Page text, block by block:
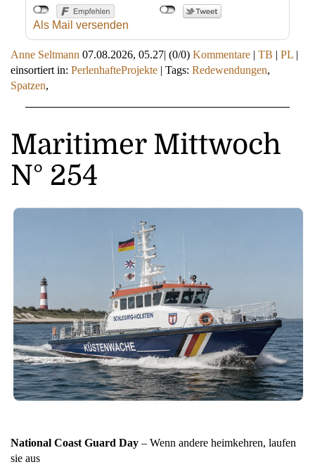
Als Mail versenden
Anne Seltmann 07.08.2026, 05.27| (0/0) Kommentare | TB | PL |
einsortiert in: PerlenhafteProjekte | Tags: Redewendungen,
Spatzen,
Maritimer Mittwoch
N° 254
National Coast Guard Day – Wenn andere heimkehren, laufen
sie aus